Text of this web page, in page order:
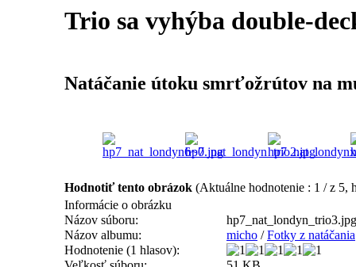
Trio sa vyhýba double-
Natáčanie útoku smrťožrútov na
Hodnotiť tento obrázok (Aktuálne hodnotenie : 1 / z 5,
Informácie o obrázku
Názov súboru:
hp7_nat_londyn_trio3.jpg
Názov albumu:
micho /Fotky z natáčania
Hodnotenie (1 hlasov):